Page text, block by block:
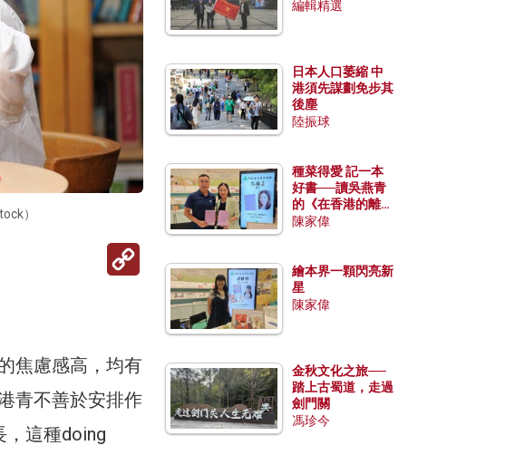
）
Link
焦慮感高，均有
青不善於安排作
，這種doing
編輯精選
日本人口萎縮 中
港須先謀劃免步其
後塵
陸振球
種菜得愛 記一本
好書──讀吳燕青
的《在香港的離島
種菜》
陳家偉
繪本界一顆閃亮新
星
陳家偉
金秋文化之旅──
踏上古蜀道，走過
劍門關
馮珍今